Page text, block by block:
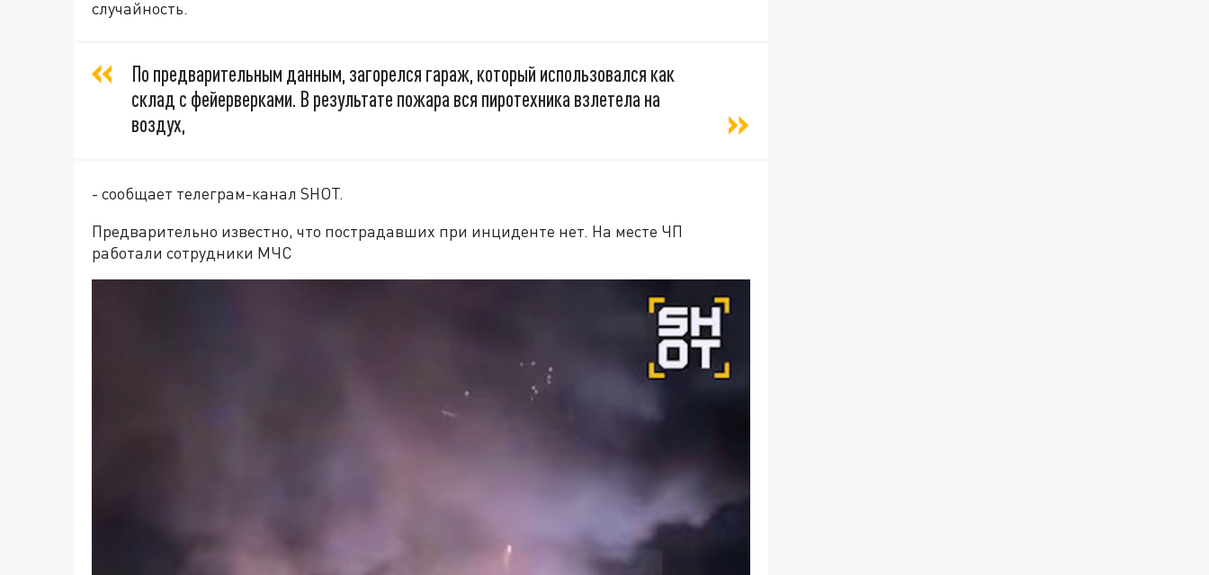
случайность.
По предварительным данным, загорелся гараж, который использовался как
склад с фейерверками. В результате пожара вся пиротехника взлетела на
воздух,
- сообщает телеграм-канал SHOT.
Предварительно известно, что пострадавших при инциденте нет. На месте ЧП
работали сотрудники МЧС